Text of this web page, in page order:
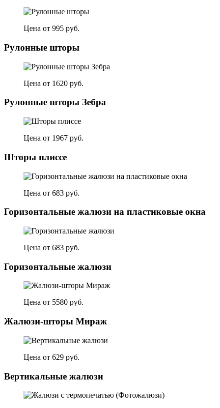
Цена от 995 руб.
Рулонные шторы
Цена от 1620 руб.
Рулонные шторы Зебра
Цена от 1967 руб.
Шторы плиссе
Цена от 683 руб.
Горизонтальные жалюзи на пластиковые окна
Цена от 683 руб.
Горизонтальные жалюзи
Цена от 5580 руб.
Жалюзи-шторы Мираж
Цена от 629 руб.
Вертикальные жалюзи